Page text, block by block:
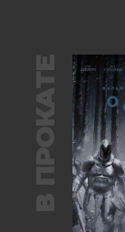
В ПРОКАТЕ